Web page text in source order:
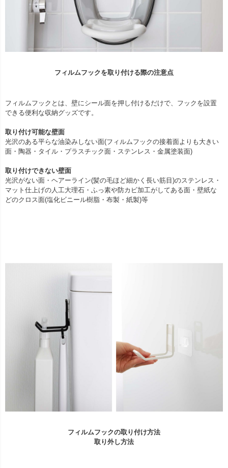
フィルムフックを取り付ける際の注意点
フィルムフックとは、壁にシール面を押し付けるだけで、フックを設置
できる便利な収納グッズです。
取り付け可能な壁面
光沢のある平らな油染みしない面(フィルムフックの接着面よりも大きい
面・陶器・タイル・プラスチック面・ステンレス・金属塗装面)
取り付けできない壁面
光沢がない面・ヘアーライン(髪の毛ほど細かく長い筋目)のステンレス・
マット仕上げの人工大理石・ふっ素や防カビ加工がしてある面・壁紙な
どのクロス面(塩化ビニール樹脂・布製・紙製)等
フィルムフックの取り付け方法
取り外し方法